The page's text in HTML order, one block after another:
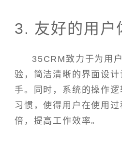
3. 友好的用户
35CRM致力于为用
验，简洁清晰的界面设
手。同时，系统的操作
习惯，使得用户在使用
倍，提高工作效率。